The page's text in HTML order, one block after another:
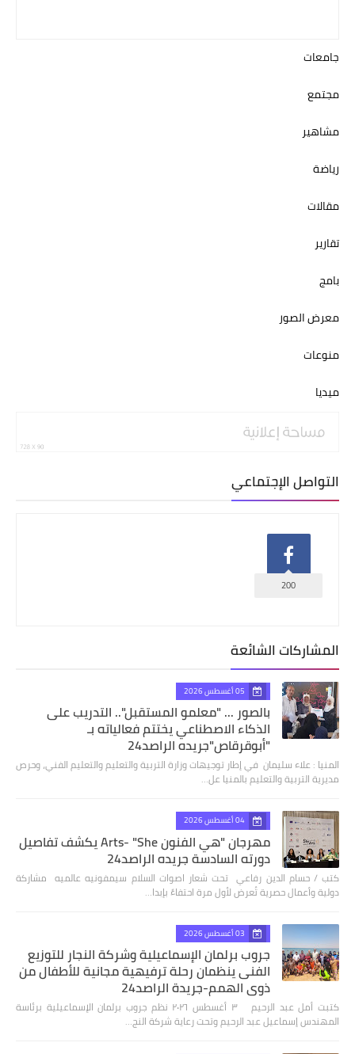
جامعات
مجتمع
مشاهير
رياضة
مقالات
تقارير
بامج
معرض الصور
منوعات
ميديا
التواصل الإجتماعي
200
المشاركات الشائعة
05 أغسطس 2026
بالصور ... "معلمو المستقبل".. التدريب على
الذكاء الاصطناعي يختتم فعالياته بـ
"أبوقرقاص"جريده الراصد24
المنيا : علاء سليمان في إطار توجيهات وزارة التربية والتعليم والتعليم الفني، وحرص
مديرية التربية والتعليم بالمنيا عل…
04 أغسطس 2026
مهرجان "هي الفنون Arts- "She يكشف تفاصيل
دورته السادسة جريده الراصد24
كتب / حسام الدين رفاعي تحت شعار اصوات السلام سيمفونيه عالميه مشاركة
دولية وأعمال حصرية تُعرض لأول مرة احتفاءً بإبدا…
03 أغسطس 2026
جروب برلمان الإسماعيلية وشركة النجار للتوزيع
الفنى ينظمان رحلة ترفيهية مجانية للأطفال من
ذوي الهمم-جريدة الراصد24
كتبت أمل عبد الرحيم ٣ أغسطس ٢٠٢٦ نظم جروب برلمان الإسماعيلية برئاسة
المهندس إسماعيل عبد الرحيم وتحت رعاية شركة النج…